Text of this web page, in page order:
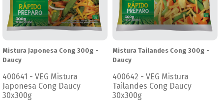
Mistura Japonesa Cong 300g -
Daucy
400641 - VEG Mistura
Japonesa Cong Daucy
30x300g
Mistura Tailandes Cong 300g -
Daucy
400642 - VEG Mistura
Tailandes Cong Daucy
30x300g